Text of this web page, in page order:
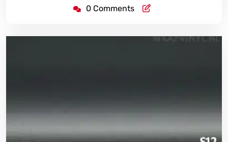
0 Comments